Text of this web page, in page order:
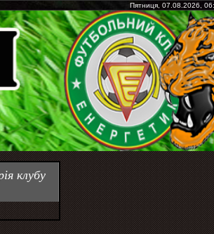
Пятниця, 07.08.2026,
клубу